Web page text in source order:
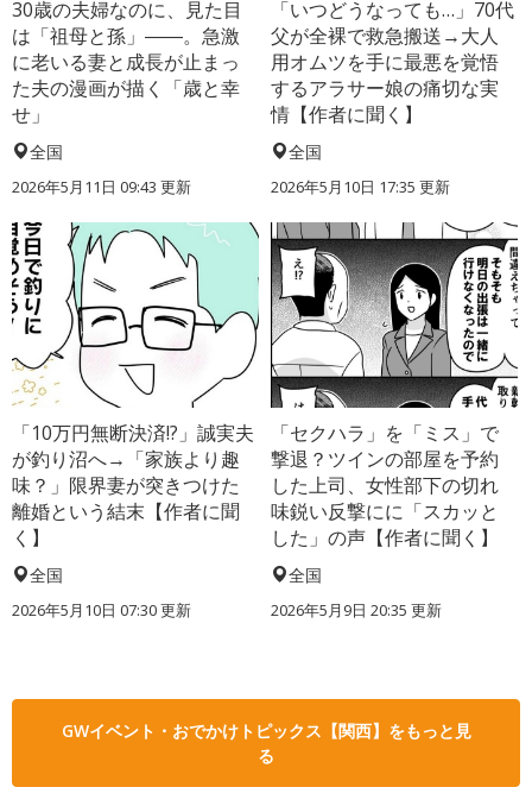
30歳の夫婦なのに、見た目
は「祖母と孫」――。急激
に老いる妻と成長が止まっ
た夫の漫画が描く「歳と幸
せ」
全国
2026年5月11日 09:43 更新
「いつどうなっても…」70代
父が全裸で救急搬送→大人
用オムツを手に最悪を覚悟
するアラサー娘の痛切な実
情【作者に聞く】
全国
2026年5月10日 17:35 更新
「10万円無断決済!?」誠実夫
が釣り沼へ→「家族より趣
味？」限界妻が突きつけた
離婚という結末【作者に聞
く】
全国
2026年5月10日 07:30 更新
「セクハラ」を「ミス」で
撃退？ツインの部屋を予約
した上司、女性部下の切れ
味鋭い反撃にに「スカッと
した」の声【作者に聞く】
全国
2026年5月9日 20:35 更新
GWイベント・おでかけトピックス【関西】をもっと見
る